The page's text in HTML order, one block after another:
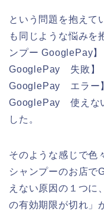
という問題を抱えて
も同じような悩みを
ンプー GooglePay
GooglePay 失敗】
GooglePay エラー
GooglePay 使えな
した。
そのような感じで色
シャンプーのお店で
えない原因の１つに
の有効期限が切れ」